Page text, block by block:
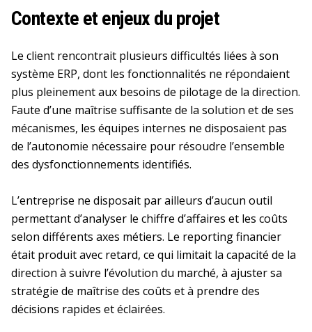
Contexte et enjeux du projet
Le client rencontrait plusieurs difficultés liées à son
système ERP, dont les fonctionnalités ne répondaient
plus pleinement aux besoins de pilotage de la direction.
Faute d’une maîtrise suffisante de la solution et de ses
mécanismes, les équipes internes ne disposaient pas
de l’autonomie nécessaire pour résoudre l’ensemble
des dysfonctionnements identifiés.
L’entreprise ne disposait par ailleurs d’aucun outil
permettant d’analyser le chiffre d’affaires et les coûts
selon différents axes métiers. Le reporting financier
était produit avec retard, ce qui limitait la capacité de la
direction à suivre l’évolution du marché, à ajuster sa
stratégie de maîtrise des coûts et à prendre des
décisions rapides et éclairées.